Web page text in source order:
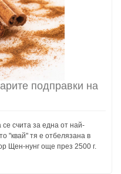
подправки на
счита за една от най-
"квай" тя е отбелязана в
Щен-нунг още през 2500 г.